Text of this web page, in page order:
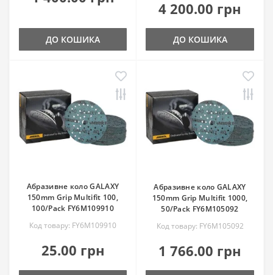
ДО КОШИКА
4 200.00 грн
ДО КОШИКА
Абразивне коло GALAXY
150mm Grip Multifit 100,
100/Pack FY6M109910
Код товару: FY6M109910
25.00 грн
Абразивне коло GALAXY
150mm Grip Multifit 1000,
50/Pack FY6M105092
Код товару: FY6M105092
1 766.00 грн